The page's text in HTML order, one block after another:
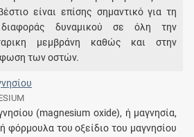
είναι επίσης σημαντικό για τη
δυναμικού σε όλη την
μεμβράνη καθώς και στην
των οστών.
(magnesium oxide), ή μαγνησία,
φόρμουλα του οξείδιο του μαγνησίου